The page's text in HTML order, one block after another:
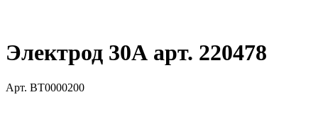
Электрод 30А арт. 220478
Арт. BT0000200